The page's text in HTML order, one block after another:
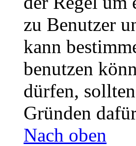
zu Benutzer
kann
benutzen
dürfen,
Gründen
Nach oben